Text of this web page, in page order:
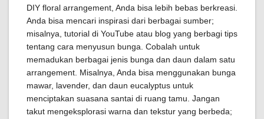
DIY floral arrangement, Anda bisa lebih bebas berkreasi.
Anda bisa mencari inspirasi dari berbagai sumber;
misalnya, tutorial di YouTube atau blog yang berbagi tips
tentang cara menyusun bunga. Cobalah untuk
memadukan berbagai jenis bunga dan daun dalam satu
arrangement. Misalnya, Anda bisa menggunakan bunga
mawar, lavender, dan daun eucalyptus untuk
menciptakan suasana santai di ruang tamu. Jangan
takut mengeksplorasi warna dan tekstur yang berbeda;